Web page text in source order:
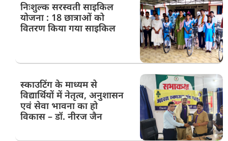
निःशुल्क सरस्वती साइकिल
योजना : 18 छात्राओं को
वितरण किया गया साइकिल
स्काउटिंग के माध्यम से
विद्यार्थियों में नेतृत्व, अनुशासन
एवं सेवा भावना का हो
विकास – डॉ. नीरज जैन